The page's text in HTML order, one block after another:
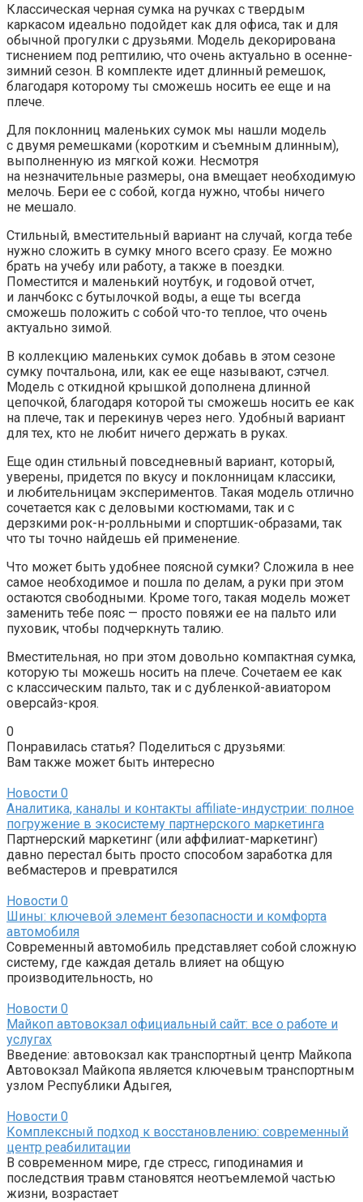
Классическая черная сумка на ручках с твердым
каркасом идеально подойдет как для офиса, так и для
обычной прогулки с друзьями. Модель декорирована
тиснением под рептилию, что очень актуально в осенне-
зимний сезон. В комплекте идет длинный ремешок,
благодаря которому ты сможешь носить ее еще и на
плече.
Для поклонниц маленьких сумок мы нашли модель
с двумя ремешками (коротким и съемным длинным),
выполненную из мягкой кожи. Несмотря
на незначительные размеры, она вмещает необходимую
мелочь. Бери ее с собой, когда нужно, чтобы ничего
не мешало.
Стильный, вместительный вариант на случай, когда тебе
нужно сложить в сумку много всего сразу. Ее можно
брать на учебу или работу, а также в поездки.
Поместится и маленький ноутбук, и годовой отчет,
и ланчбокс с бутылочкой воды, а еще ты всегда
сможешь положить с собой что-то теплое, что очень
актуально зимой.
В коллекцию маленьких сумок добавь в этом сезоне
сумку почтальона, или, как ее еще называют, сэтчел.
Модель с откидной крышкой дополнена длинной
цепочкой, благодаря которой ты сможешь носить ее как
на плече, так и перекинув через него. Удобный вариант
для тех, кто не любит ничего держать в руках.
Еще один стильный повседневный вариант, который,
уверены, придется по вкусу и поклонницам классики,
и любительницам экспериментов. Такая модель отлично
сочетается как с деловыми костюмами, так и с
дерзкими рок-н-ролльными и спортшик-образами, так
что ты точно найдешь ей применение.
Что может быть удобнее поясной сумки? Сложила в нее
самое необходимое и пошла по делам, а руки при этом
остаются свободными. Кроме того, такая модель может
заменить тебе пояс — просто повяжи ее на пальто или
пуховик, чтобы подчеркнуть талию.
Вместительная, но при этом довольно компактная сумка,
которую ты можешь носить на плече. Сочетаем ее как
с классическим пальто, так и с дубленкой-авиатором
оверсайз-кроя.
0
Понравилась статья? Поделиться с друзьями:
Вам также может быть интересно
Новости 0
Аналитика, каналы и контакты affiliate-индустрии: полное
погружение в экосистему партнерского маркетинга
Партнерский маркетинг (или аффилиат-маркетинг)
давно перестал быть просто способом заработка для
вебмастеров и превратился
Новости 0
Шины: ключевой элемент безопасности и комфорта
автомобиля
Современный автомобиль представляет собой сложную
систему, где каждая деталь влияет на общую
производительность, но
Новости 0
Майкоп автовокзал официальный сайт: все о работе и
услугах
Введение: автовокзал как транспортный центр Майкопа
Автовокзал Майкопа является ключевым транспортным
узлом Республики Адыгея,
Новости 0
Комплексный подход к восстановлению: современный
центр реабилитации
В современном мире, где стресс, гиподинамия и
последствия травм становятся неотъемлемой частью
жизни, возрастает